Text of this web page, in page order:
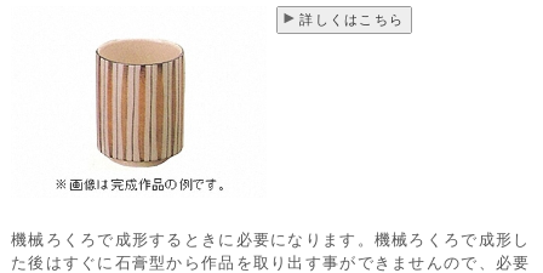
詳しくはこちら
機械ろくろで成形するときに必要になります。機械ろくろで成形し
た後はすぐに石膏型から作品を取り出す事ができませんので、必要